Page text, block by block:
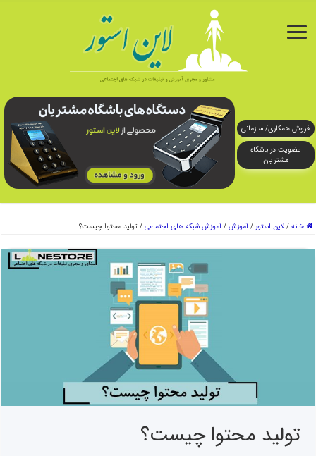
فروش همکاری/ سازمانی
عضویت در باشگاه
مشتریان
خانه / لاین استور / آموزش / آموزش شبکه های اجتماعی / تولید محتوا چیست؟
تولید محتوا چیست؟